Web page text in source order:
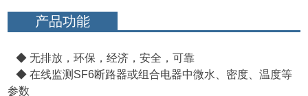
产品功能
◆ 无排放，环保，经济，安全，可靠
◆ 在线监测SF6断路器或组合电器中微水、密度、温度等
参数